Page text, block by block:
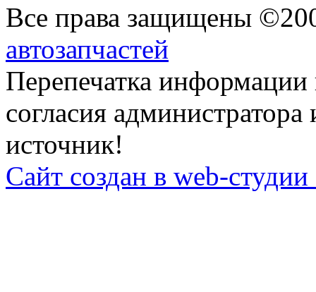
Все права защищены
автозапчастей
Перепечатка
согласия
источник!
Сайт создан в web-